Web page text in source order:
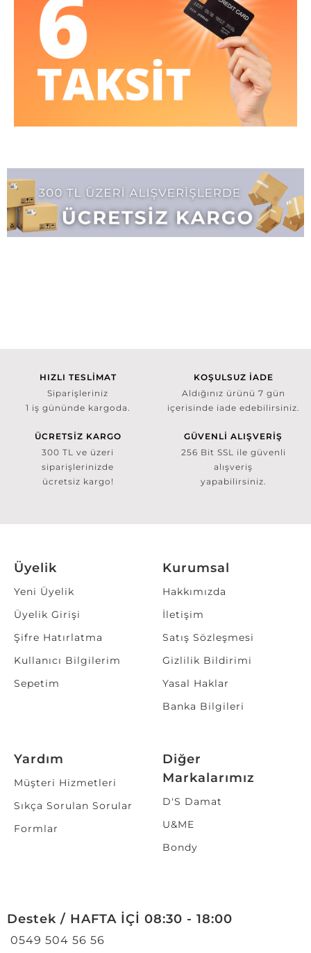
HIZLI TESLİMAT
Siparişleriniz
1 iş gününde kargoda.
KOŞULSUZ İADE
Aldığınız ürünü 7 gün
içerisinde iade edebilirsiniz.
ÜCRETSİZ KARGO
300 TL ve üzeri
siparişlerinizde
ücretsiz kargo!
GÜVENLİ ALIŞVERİŞ
256 Bit SSL ile güvenli
alışveriş
yapabilirsiniz.
Üyelik
Yeni Üyelik
Üyelik Girişi
Şifre Hatırlatma
Kullanıcı Bilgilerim
Sepetim
Kurumsal
Hakkımızda
İletişim
Satış Sözleşmesi
Gizlilik Bildirimi
Yasal Haklar
Banka Bilgileri
Yardım
Müşteri Hizmetleri
Sıkça Sorulan Sorular
Formlar
Diğer
Markalarımız
D'S Damat
U&ME
Bondy
Destek / HAFTA İÇİ 08:30 - 18:00
0549 504 56 56